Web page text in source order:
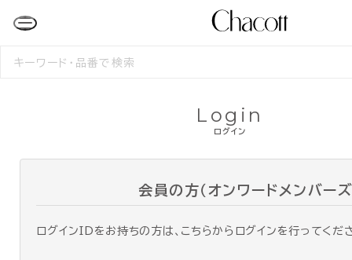
検
ログイン
Login
会員の方（オンワードメンバーズ
ログインIDをお持ちの方は、こちらからログインを行ってくだ